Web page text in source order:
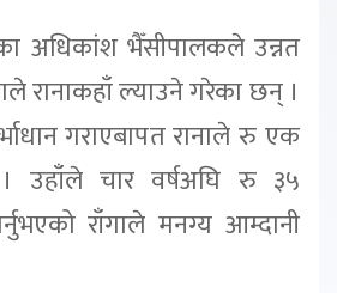
अधिकांश भैँसीपालकले उन्नत
रानाकहाँ ल्याउने गरेका छन् ।
गराएबापत रानाले रु एक
उहाँले चार वर्षअघि रु ३५
राँगाले मनग्य आम्दानी